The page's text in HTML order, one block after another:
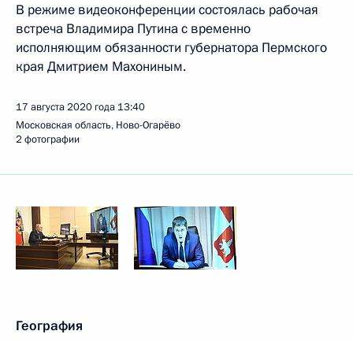
В режиме видеоконференции состоялась рабочая
встреча Владимира Путина с временно
исполняющим обязанности губернатора Пермского
края Дмитрием Махониным.
17 августа 2020 года 13:40
Московская область, Ново-Огарёво
2 фотографии
География